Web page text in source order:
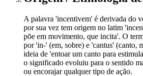
A palavra 'incentivem' é derivada do
por sua vez tem origem no latim
põe em movimento, que incita'. O
por 'in-' (em, sobre) e 'cantus' (canto,
ideia de 'entoar um canto para
o significado evoluiu para o sentido
ou encorajar qualquer tipo de ação.